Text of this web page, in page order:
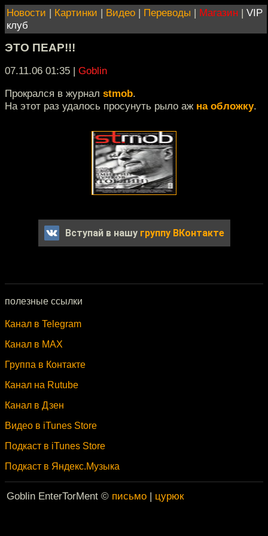
Новости | Картинки | Видео | Переводы | Магазин | VIP
клуб
ЭТО ПЕАР!!!
07.11.06 01:35 | Goblin
Прокрался в журнал stmob.
На этот раз удалось просунуть рыло аж на обложку.
Вступай в нашу группу ВКонтакте
полезные ссылки
Канал в Telegram
Канал в MAX
Группа в Контакте
Канал на Rutube
Канал в Дзен
Видео в iTunes Store
Подкаст в iTunes Store
Подкаст в Яндекс.Музыка
Goblin EnterTorMent © письмо | цурюк